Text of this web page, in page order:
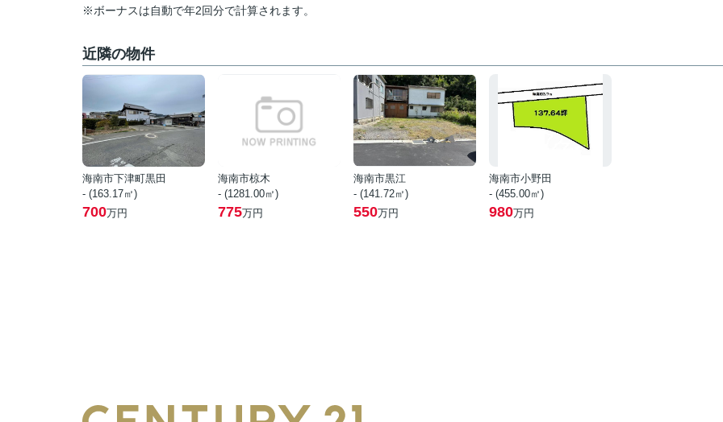
※ボーナスは自動で年2回分で計算されます。
近隣の物件
海南市下津町黒田
- (163.17㎡)
700万円
海南市椋木
- (1281.00㎡)
775万円
海南市黒江
- (141.72㎡)
550万円
海南市小野田
- (455.00㎡)
980万円